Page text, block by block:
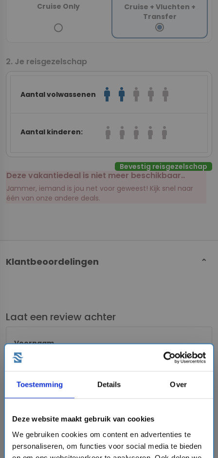
Toestemming Details Over
Deze website maakt gebruik van cookies
We gebruiken cookies om content en advertenties te
personaliseren, om functies voor social media te bieden
Cruise Only
Cruise + Vluchten +
Transfer
Je reisgezelschap
Aantal volwassenen man man man man man
Aantal kinderen: boy boy boy boy boy
Bevestig reisgezelschap
Deze vakantiedeal is niet meer beschikbaar..
Jammer, iemand is jou net voor geweest! Kijk snel naar
één van onze andere deals.
Klantbeoordelingen
Laat een review achter
Voornaam
Emailadres
Jouw ervaring in een zin
Jouw ervaring